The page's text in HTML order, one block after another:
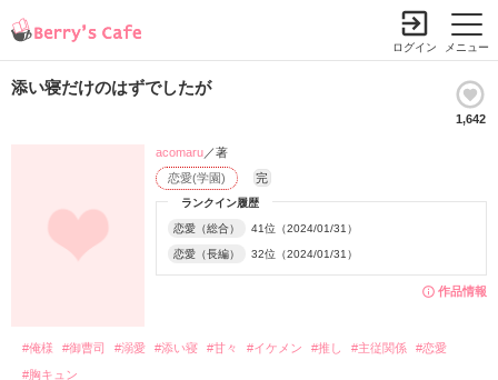
メニュー
ログイン
添い寝だけのはずでしたが
1,642
作品情報
ランクイン履歴
恋愛（総合） 41位（2024/01/31）
恋愛（長編） 32位（2024/01/31）
恋愛(学園) 完
acomaru／著
#俺様 #御曹司 #溺愛 #添い寝 #甘々 #イケメン #推し #主従関係
#恋愛
#胸キュン